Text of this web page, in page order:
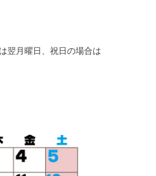
翌月曜日、祝日の場合は